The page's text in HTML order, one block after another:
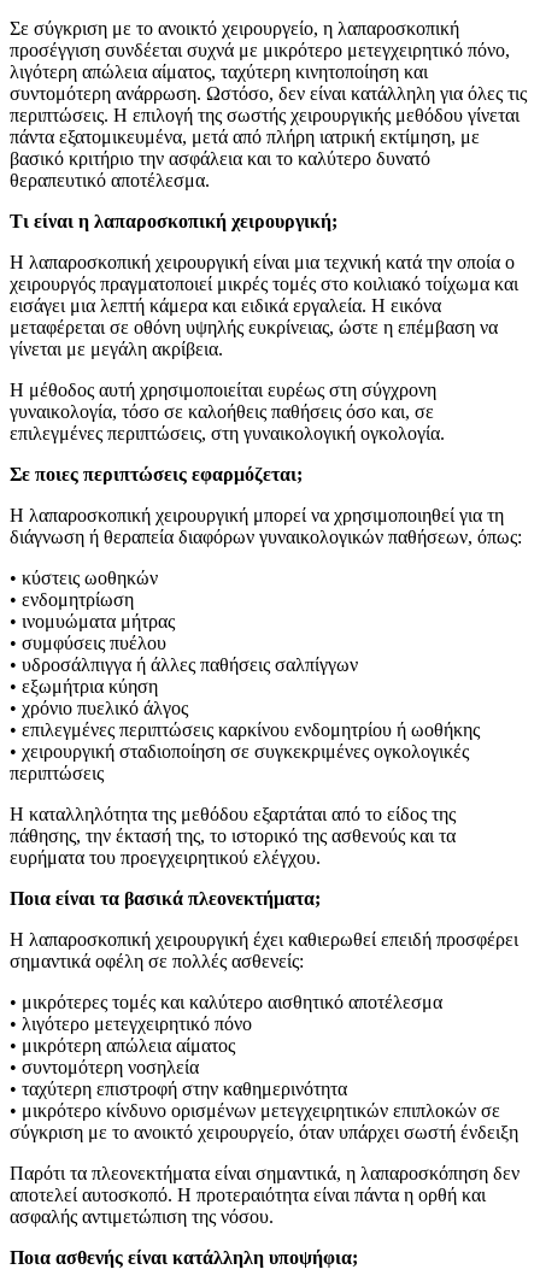
Σε σύγκριση με το ανοικτό χειρουργείο, η λαπαροσκοπική
προσέγγιση συνδέεται συχνά με μικρότερο μετεγχειρητικό πόνο,
λιγότερη απώλεια αίματος, ταχύτερη κινητοποίηση και
συντομότερη ανάρρωση. Ωστόσο, δεν είναι κατάλληλη για όλες τις
περιπτώσεις. Η επιλογή της σωστής χειρουργικής μεθόδου γίνεται
πάντα εξατομικευμένα, μετά από πλήρη ιατρική εκτίμηση, με
βασικό κριτήριο την ασφάλεια και το καλύτερο δυνατό
θεραπευτικό αποτέλεσμα.
Τι είναι η λαπαροσκοπική χειρουργική;
Η λαπαροσκοπική χειρουργική είναι μια τεχνική κατά την οποία ο
χειρουργός πραγματοποιεί μικρές τομές στο κοιλιακό τοίχωμα και
εισάγει μια λεπτή κάμερα και ειδικά εργαλεία. Η εικόνα
μεταφέρεται σε οθόνη υψηλής ευκρίνειας, ώστε η επέμβαση να
γίνεται με μεγάλη ακρίβεια.
Η μέθοδος αυτή χρησιμοποιείται ευρέως στη σύγχρονη
γυναικολογία, τόσο σε καλοήθεις παθήσεις όσο και, σε
επιλεγμένες περιπτώσεις, στη γυναικολογική ογκολογία.
Σε ποιες περιπτώσεις εφαρμόζεται;
Η λαπαροσκοπική χειρουργική μπορεί να χρησιμοποιηθεί για τη
διάγνωση ή θεραπεία διαφόρων γυναικολογικών παθήσεων, όπως:
• κύστεις ωοθηκών
• ενδομητρίωση
• ινομυώματα μήτρας
• συμφύσεις πυέλου
• υδροσάλπιγγα ή άλλες παθήσεις σαλπίγγων
• εξωμήτρια κύηση
• χρόνιο πυελικό άλγος
• επιλεγμένες περιπτώσεις καρκίνου ενδομητρίου ή ωοθήκης
• χειρουργική σταδιοποίηση σε συγκεκριμένες ογκολογικές
περιπτώσεις
Η καταλληλότητα της μεθόδου εξαρτάται από το είδος της
πάθησης, την έκτασή της, το ιστορικό της ασθενούς και τα
ευρήματα του προεγχειρητικού ελέγχου.
Ποια είναι τα βασικά πλεονεκτήματα;
Η λαπαροσκοπική χειρουργική έχει καθιερωθεί επειδή προσφέρει
σημαντικά οφέλη σε πολλές ασθενείς:
• μικρότερες τομές και καλύτερο αισθητικό αποτέλεσμα
• λιγότερο μετεγχειρητικό πόνο
• μικρότερη απώλεια αίματος
• συντομότερη νοσηλεία
• ταχύτερη επιστροφή στην καθημερινότητα
• μικρότερο κίνδυνο ορισμένων μετεγχειρητικών επιπλοκών σε
σύγκριση με το ανοικτό χειρουργείο, όταν υπάρχει σωστή ένδειξη
Παρότι τα πλεονεκτήματα είναι σημαντικά, η λαπαροσκόπηση δεν
αποτελεί αυτοσκοπό. Η προτεραιότητα είναι πάντα η ορθή και
ασφαλής αντιμετώπιση της νόσου.
Ποια ασθενής είναι κατάλληλη υποψήφια;